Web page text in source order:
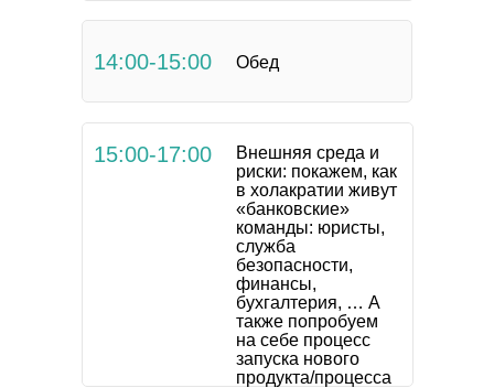
цели и проблемы».
Перейти к программе
Обед
14:00-15:00
Внешняя среда и
риски: покажем, как
в холакратии живут
«банковские»
команды: юристы,
служба
безопасности,
финансы,
бухгалтерия, … А
также попробуем
на себе процесс
запуска нового
продукта/процесса
15:00-17:00